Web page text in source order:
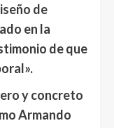
de
en la
de que
y concreto
Armando